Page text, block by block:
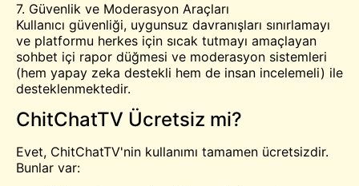
7. Güvenlik ve Moderasyon Araçları
Kullanıcı güvenliği, uygunsuz davranışları sınırlamayı
ve platformu herkes için sıcak tutmayı amaçlayan
sohbet içi rapor düğmesi ve moderasyon sistemleri
(hem yapay zeka destekli hem de insan incelemeli) ile
desteklenmektedir.
ChitChatTV Ücretsiz mi?
Evet, ChitChatTV'nin kullanımı tamamen ücretsizdir.
Bunlar var: